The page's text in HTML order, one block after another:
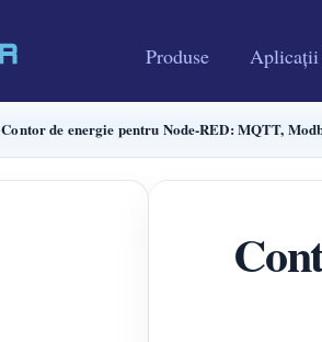
Produse Aplicații
Contor de energie pentru Node-RED: MQTT,